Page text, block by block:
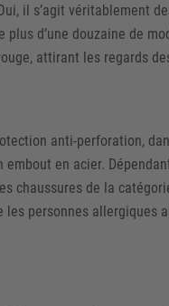
il s’agit véritablement
d’une douzaine de
attirant les regards
anti-perforation,
embout en acier.
chaussures de la
personnes allergiques